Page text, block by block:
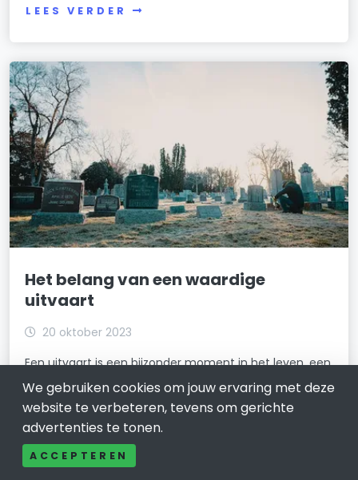
LEES VERDER
Het belang van een waardige
uitvaart
20 oktober 2023
Een uitvaart is een bijzonder moment in het leven, een
tijd van diepe emoties en betekenis. Het afscheid
nemen van een geliefde is een onvermijdelijke
ervaring die ons allemaal op een bepaald punt in ons
leven te wachten staat. In dit artikel zullen
LEES VERDER
We gebruiken cookies om jouw ervaring met deze
website te verbeteren, tevens om gerichte
advertenties te tonen.
ACCEPTEREN